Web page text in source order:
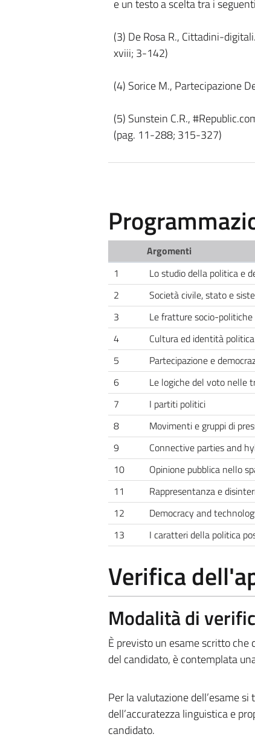
e un testo a scelta tra i seguenti
(3) De Rosa R., Cittadini-
xviii; 3-142)
(4) Sorice M., Partecipazione
(5) Sunstein C.R.,
(pag. 11-288; 315-327)
Argomenti
1
Lo studio della politica e
2
Società civile, stato e
3
Le fratture socio-politiche
4
Cultura ed identità politica
5
Partecipazione e
6
Le logiche del voto nelle
7
I partiti politici
8
Movimenti e gruppi di
9
Connective parties and
10
Opinione pubblica nello
11
Rappresentanza e
12
Democracy and
13
I caratteri della politica
Verifica
Modalità di
È previsto un esame scritto che
del candidato, è contemplata
Per la valutazione dell’esame
dell’accuratezza linguistica e
candidato.